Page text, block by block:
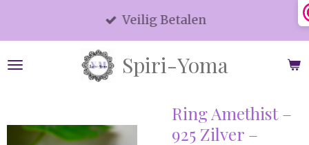
de
Spiri-Yoma
Veilig Betalen
Ring Amethist –
925 Zilver –